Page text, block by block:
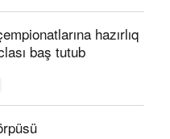
hazırlıq
baş tutub